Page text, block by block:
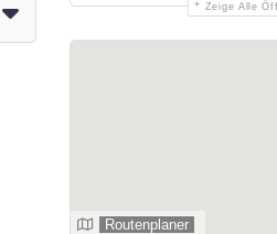
Zeige Alle
Routenplaner